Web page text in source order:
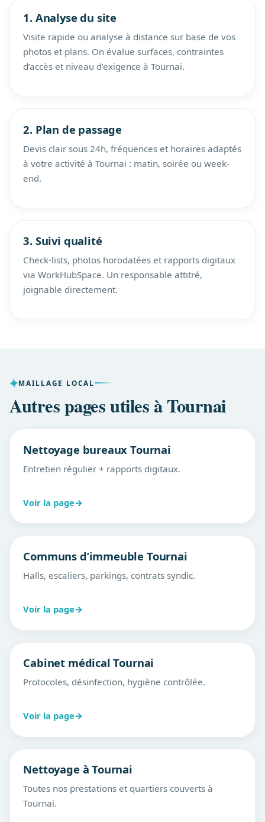
1. Analyse du site
Visite rapide ou analyse à distance sur base de vos
photos et plans. On évalue surfaces, contraintes
d’accès et niveau d’exigence à Tournai.
2. Plan de passage
Devis clair sous 24h, fréquences et horaires adaptés
à votre activité à Tournai : matin, soirée ou week-
end.
3. Suivi qualité
Check-lists, photos horodatées et rapports digitaux
via WorkHubSpace. Un responsable attitré,
joignable directement.
MAILLAGE LOCAL
Autres pages utiles à Tournai
Nettoyage bureaux Tournai
Entretien régulier + rapports digitaux.
Voir la page→
Communs d’immeuble Tournai
Halls, escaliers, parkings, contrats syndic.
Voir la page→
Cabinet médical Tournai
Protocoles, désinfection, hygiène contrôlée.
Voir la page→
Nettoyage à Tournai
Toutes nos prestations et quartiers couverts à
Tournai.